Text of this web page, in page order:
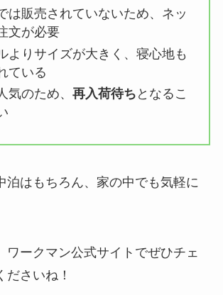
は販売されていないため、ネッ
文が必要
よりサイズが大きく、寝心地も
ている
気のため、 再入荷待ち となるこ
泊はもちろん、家の中でも気軽に
ワークマン公式サイトでぜひチェ
ださいね！